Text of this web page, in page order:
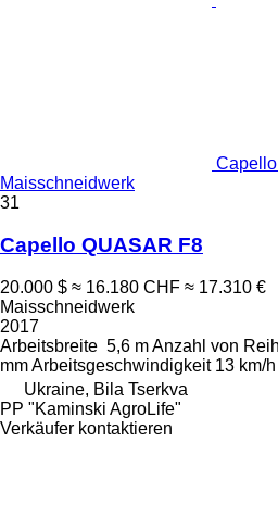
Maisschneidwerk
31
Capello QUASAR F8
20.000 $ ≈ 16.180 CHF ≈ 17.310 €
Maisschneidwerk
2017
Arbeitsbreite 5,6 mAnzahl von
mmArbeitsgeschwindigkeit 13 km/h
Ukraine, Bila Tserkva
PP "Kaminski AgroLife"
Verkäufer kontaktieren